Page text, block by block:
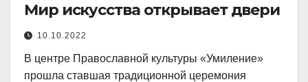
Мир искусства открывает двери
10.10.2022
В центре Православной культуры «Умиление»
прошла ставшая традиционной церемония